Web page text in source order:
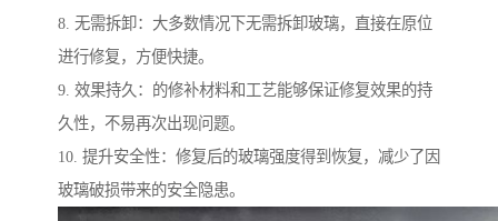
8. 无需拆卸：大多数情况下无需拆卸玻璃，直接在原位
进行修复，方便快捷。
9. 效果持久：的修补材料和工艺能够保证修复效果的持
久性，不易再次出现问题。
10. 提升安全性：修复后的玻璃强度得到恢复，减少了因
玻璃破损带来的安全隐患。